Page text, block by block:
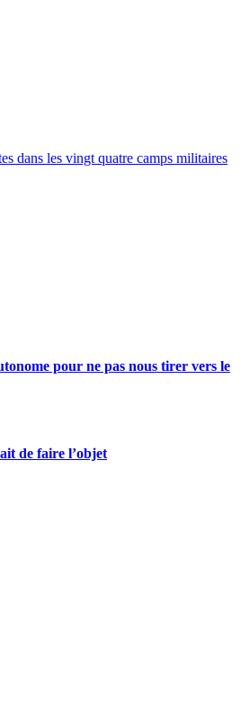
dans les vingt quatre camps militaires
pour ne pas nous tirer vers le
de faire l’objet